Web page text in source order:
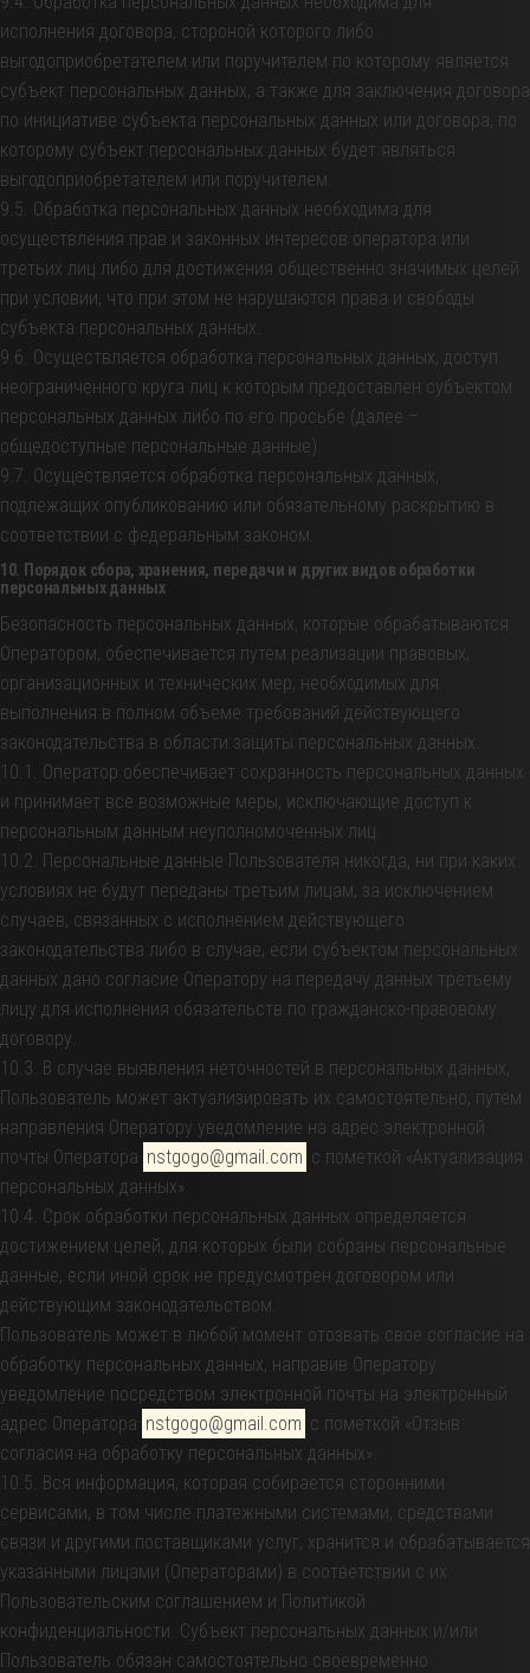
исполнения договора, стороной которого либо
выгодоприобретателем или поручителем по которому является
субъект персональных данных, а также для заключения договора
по инициативе субъекта персональных данных или договора, по
которому субъект персональных данных будет являться
выгодоприобретателем или поручителем.
9.5. Обработка персональных данных необходима для
осуществления прав и законных интересов оператора или
третьих лиц либо для достижения общественно значимых целей
при условии, что при этом не нарушаются права и свободы
субъекта персональных данных.
9.6. Осуществляется обработка персональных данных, доступ
неограниченного круга лиц к которым предоставлен субъектом
персональных данных либо по его просьбе (далее –
общедоступные персональные данные).
9.7. Осуществляется обработка персональных данных,
подлежащих опубликованию или обязательному раскрытию в
соответствии с федеральным законом.
10. Порядок сбора, хранения, передачи и других видов обработки
персональных данных
Безопасность персональных данных, которые обрабатываются
Оператором, обеспечивается путем реализации правовых,
организационных и технических мер, необходимых для
выполнения в полном объеме требований действующего
законодательства в области защиты персональных данных.
10.1. Оператор обеспечивает сохранность персональных данных
и принимает все возможные меры, исключающие доступ к
персональным данным неуполномоченных лиц.
10.2. Персональные данные Пользователя никогда, ни при каких
условиях не будут переданы третьим лицам, за исключением
случаев, связанных с исполнением действующего
законодательства либо в случае, если субъектом персональных
данных дано согласие Оператору на передачу данных третьему
лицу для исполнения обязательств по гражданско-правовому
договору.
10.3. В случае выявления неточностей в персональных данных,
Пользователь может актуализировать их самостоятельно, путем
направления Оператору уведомление на адрес электронной
почты Оператора nstgogo@gmail.com с пометкой «Актуализация
персональных данных».
10.4. Срок обработки персональных данных определяется
достижением целей, для которых были собраны персональные
данные, если иной срок не предусмотрен договором или
действующим законодательством.
Пользователь может в любой момент отозвать свое согласие на
обработку персональных данных, направив Оператору
уведомление посредством электронной почты на электронный
адрес Оператора nstgogo@gmail.com с пометкой «Отзыв
согласия на обработку персональных данных».
10.5. Вся информация, которая собирается сторонними
сервисами, в том числе платежными системами, средствами
связи и другими поставщиками услуг, хранится и обрабатывается
указанными лицами (Операторами) в соответствии с их
Пользовательским соглашением и Политикой
конфиденциальности. Субъект персональных данных и/или
Пользователь обязан самостоятельно своевременно